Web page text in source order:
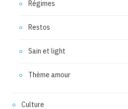
Régimes
Restos
Sain et light
Thème amour
Culture